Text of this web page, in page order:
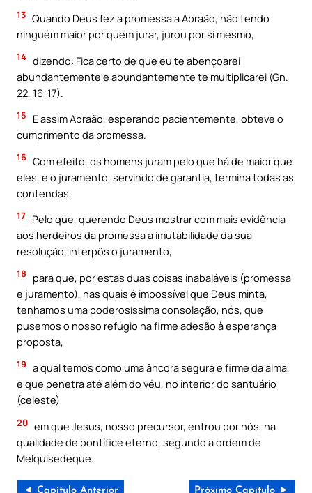
13 Quando Deus fez a promessa a Abraão, não tendo
ninguém maior por quem jurar, jurou por si mesmo,
14 dizendo: Fica certo de que eu te abençoarei
abundantemente e abundantemente te multiplicarei (Gn.
22, 16-17).
15
E assim Abraão, esperando pacientemente, obteve o
cumprimento da promessa.
16 Com efeito, os homens juram pelo que há de maior que
eles, e o juramento, servindo de garantia, termina todas as
contendas.
17 Pelo que, querendo Deus mostrar com mais evidência
aos herdeiros da promessa a imutabilidade da sua
resolução, interpôs o juramento,
18
para que, por estas duas coisas inabaláveis (promessa
e juramento), nas quais é impossível que Deus minta,
tenhamos uma poderosíssima consolação, nós, que
pusemos o nosso refúgio na firme adesão à esperança
proposta,
19 a qual temos como uma âncora segura e firme da alma,
e que penetra até além do véu, no interior do santuário
(celeste)
20 em que Jesus, nosso precursor, entrou por nós, na
qualidade de pontífice eterno, segundo a ordem de
Melquisedeque.
◄ Capítulo Anterior Próximo Capítulo ►